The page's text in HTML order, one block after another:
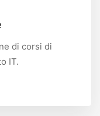
di corsi di
IT.